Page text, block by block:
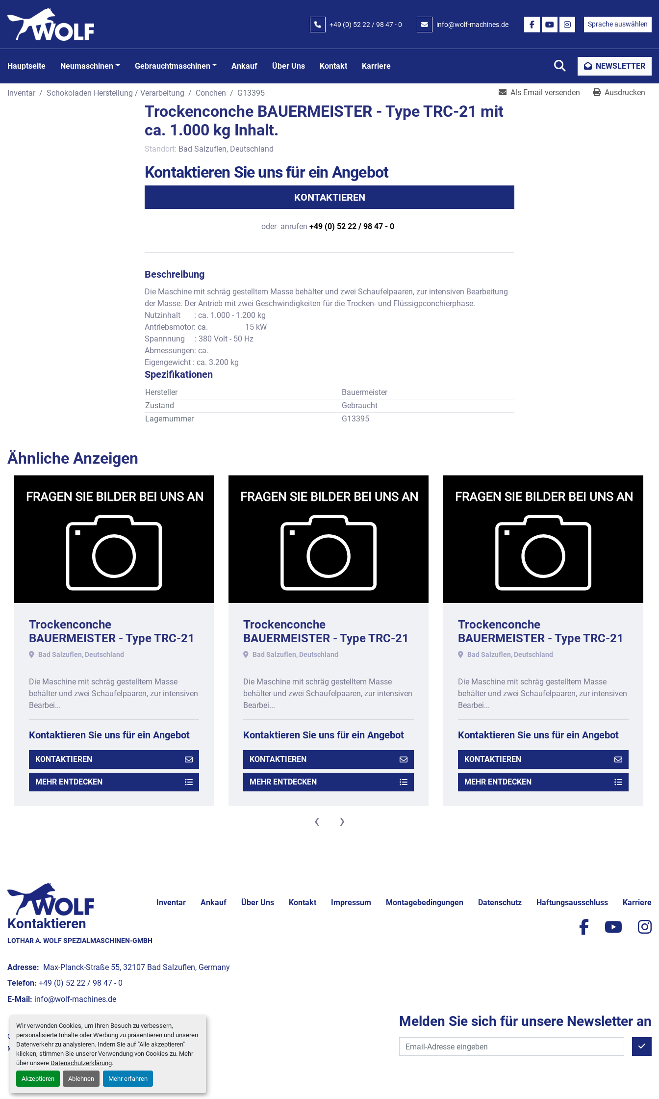
Wir verwenden Cookies, um Ihren Besuch zu verbessern,
personalisierte Inhalte oder Werbung zu präsentieren und unseren
Datenverkehr zu analysieren. Indem Sie auf "Alle akzeptieren"
klicken, stimmen Sie unserer Verwendung von Cookies zu. Mehr
über unsere Datenschutzerklärung.
Akzeptieren Ablehnen Mehr erfahren
+49 (0) 52 22 / 98 47 - 0 info@wolf-machines.de
FACEBOOK
YOUTUBEINSTAGRAM
Sprache auswählen
Hauptseite Neumaschinen Gebrauchtmaschinen Ankauf Über Uns Kontakt Karriere SucheNEWSLETTER
Inventar Schokoladen Herstellung / Verarbeitung Conchen G13395 Als Email versenden Ausdrucken
Trockenconche BAUERMEISTER - Type TRC-21 mit
ca. 1.000 kg Inhalt.
Standort: Bad Salzuflen, Deutschland
Kontaktieren Sie uns für ein Angebot
KONTAKTIEREN
oder anrufen +49 (0) 52 22 / 98 47 - 0
Beschreibung
Die Maschine mit schräg gestelltem Masse behälter und zwei Schaufelpaaren, zur intensiven Bearbeitung
der Masse. Der Antrieb mit zwei Geschwindigkeiten für die Trocken- und Flüssigpconchierphase.
Nutzinhalt       : ca. 1.000 - 1.200 kg
Antriebsmotor: ca.                   15 kW
Spannnung     : 380 Volt - 50 Hz
Abmessungen: ca.
Eigengewicht : ca. 3.200 kg
Spezifikationen
Hersteller
Bauermeister
Zustand
Gebraucht
Lagernummer
G13395
Ähnliche Anzeigen
Trockenconche
BAUERMEISTER - Type TRC-21
mit ca. 1.000 kg Inhalt.
Bad Salzuflen, Deutschland
Die Maschine mit schräg gestelltem Masse
behälter und zwei Schaufelpaaren, zur intensiven
Bearbei...
Kontaktieren Sie uns für ein Angebot
KONTAKTIEREN
MEHR ENTDECKEN
Trockenconche
BAUERMEISTER - Type TRC-21
mit ca. 1.000 kg Inhalt.
Bad Salzuflen, Deutschland
Die Maschine mit schräg gestelltem Masse
behälter und zwei Schaufelpaaren, zur intensiven
Bearbei...
Kontaktieren Sie uns für ein Angebot
KONTAKTIEREN
MEHR ENTDECKEN
Trockenconche
BAUERMEISTER - Type TRC-21
mit ca. 1.000 kg Inhalt.
Bad Salzuflen, Deutschland
Die Maschine mit schräg gestelltem Masse
behälter und zwei Schaufelpaaren, zur intensiven
Bearbei...
Kontaktieren Sie uns für ein Angebot
KONTAKTIEREN
MEHR ENTDECKEN
‹ ›
Inventar Ankauf Über Uns Kontakt Impressum Montagebedingungen Datenschutz Haftungsausschluss Karriere
Kontaktieren
LOTHAR A. WOLF SPEZIALMASCHINEN-GMBH
Adresse: Max-Planck-Straße 55, 32107 Bad Salzuflen, Germany
Telefon: +49 (0) 52 22 / 98 47 - 0
E-Mail: info@wolf-machines.de
Cookie-Einstellungen
Machinio System-Website vonMachinio
facebook
Melden Sie sich für unsere Newsletter an